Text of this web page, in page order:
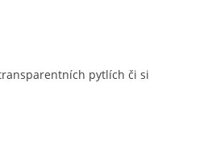
pytlích či si